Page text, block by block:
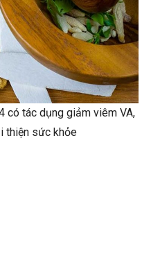
có tác dụng giảm viêm VA,
thiện sức khỏe